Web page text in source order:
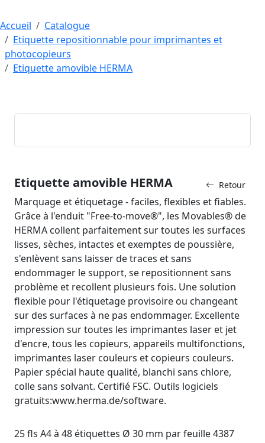
Accueil
Catalogue
Etiquette repositionnable pour imprimantes et
photocopieurs
Etiquette amovible HERMA
Retour
Etiquette amovible HERMA
Marquage et étiquetage - faciles, flexibles et fiables.
Grâce à l'enduit "Free-to-move®", les Movables® de
HERMA collent parfaitement sur toutes les surfaces
lisses, sèches, intactes et exemptes de poussière,
s'enlèvent sans laisser de traces et sans
endommager le support, se repositionnent sans
problème et recollent plusieurs fois. Une solution
flexible pour l'étiquetage provisoire ou changeant
sur des surfaces à ne pas endommager. Excellente
impression sur toutes les imprimantes laser et jet
d'encre, tous les copieurs, appareils multifonctions,
imprimantes laser couleurs et copieurs couleurs.
Papier spécial haute qualité, blanchi sans chlore,
colle sans solvant. Certifié FSC. Outils logiciels
gratuits:www.herma.de/software.
25 fls A4 à 48 étiquettes Ø 30 mm par feuille 4387